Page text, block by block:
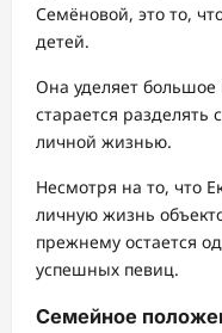
Семёновой, это то,
детей.
Она уделяет
старается
личной жизнью.
Несмотря на то, что
личную жизнь
прежнему остается
успешных певиц.
Семейное